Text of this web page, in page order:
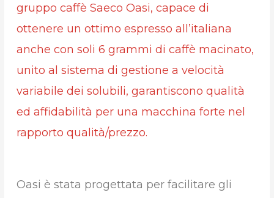
gruppo caffè Saeco Oasi, capace di
ottenere un ottimo espresso all’italiana
anche con soli 6 grammi di caffè macinato,
unito al sistema di gestione a velocità
variabile dei solubili, garantiscono qualità
ed affidabilità per una macchina forte nel
rapporto qualità/prezzo.
Oasi è stata progettata per facilitare gli